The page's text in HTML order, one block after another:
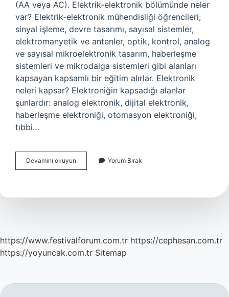
(AA veya AC). Elektrik-elektronik bölümünde neler
var? Elektrik-elektronik mühendisliği öğrencileri;
sinyal işleme, devre tasarımı, sayısal sistemler,
elektromanyetik ve antenler, optik, kontrol, analog
ve sayısal mikroelektronik tasarım, haberleşme
sistemleri ve mikrodalga sistemleri gibi alanları
kapsayan kapsamlı bir eğitim alırlar. Elektronik
neleri kapsar? Elektroniğin kapsadığı alanlar
şunlardır: analog elektronik, dijital elektronik,
haberleşme elektroniği, otomasyon elektroniği,
tıbbi…
Devamını okuyun
Elektronik
Yorum Bırak
https://www.festivalforum.com.tr https://cephesan.com.tr
https://yoyuncak.com.tr Sitemap